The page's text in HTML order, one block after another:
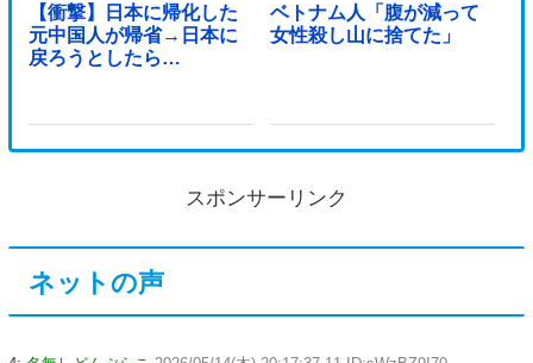
【衝撃】日本に帰化した
元中国人が帰省→日本に
戻ろうとしたら…
ベトナム人「腹が減って
女性殺し山に捨てた」
スポンサーリンク
ネットの声